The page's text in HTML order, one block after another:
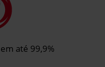
até 99,9%